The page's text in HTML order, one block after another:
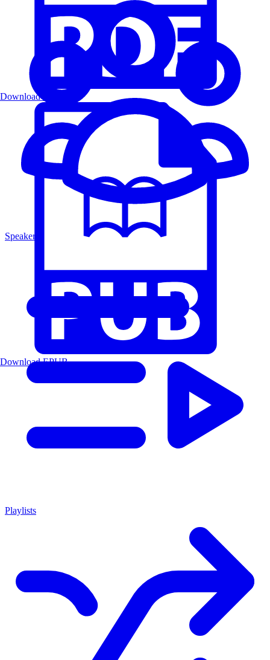
Speakers
Playlists
Download PDF
Download EPUB